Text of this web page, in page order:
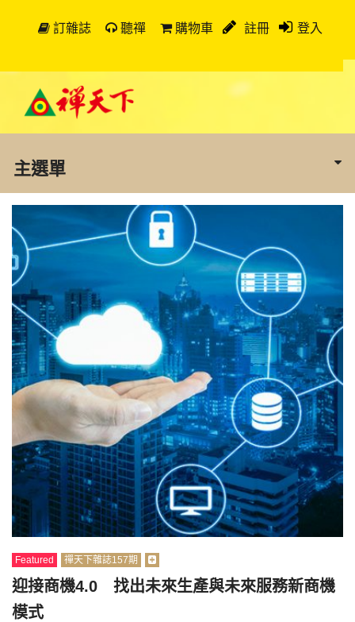
訂雜誌 聽禪 購物車 註冊 登入
主選單
Featured 禪天下雜誌157期
迎接商機4.0 找出未來生產與未來服務新商機
模式